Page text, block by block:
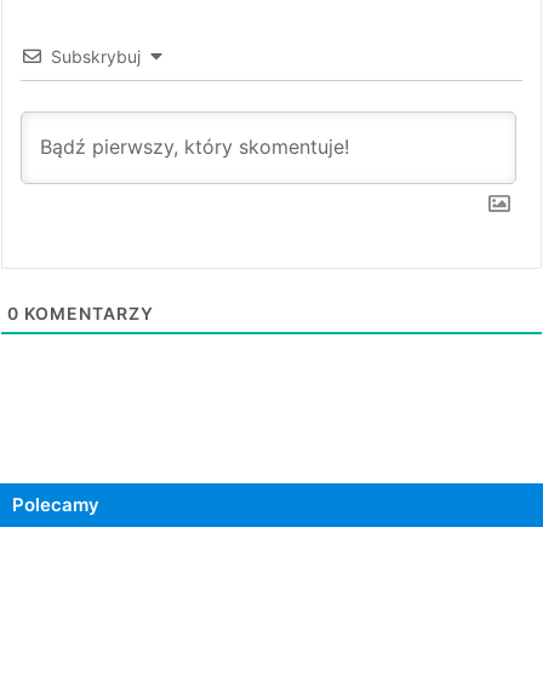
Subskrybuj
0 KOMENTARZY
Polecamy